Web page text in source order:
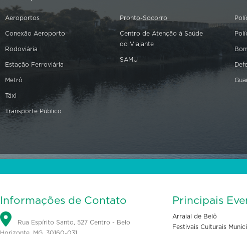
Aeroportos
Conexão Aeroporto
Rodoviária
Estação Ferroviária
Metrô
Táxi
Transporte Público
Pronto-Socorro
Centro de Atenção à Saúde
do Viajante
SAMU
Informações de Contato
Rua Espírito Santo, 527 Centro - Belo
Principais
Arraial de Belô
Festivais Culturais